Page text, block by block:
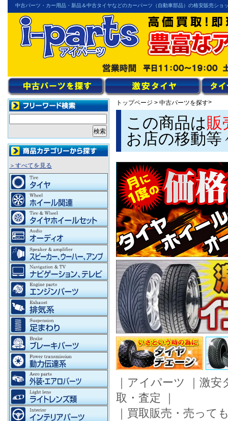
中古パーツ・カー用品・新品＆中古タイヤなどのカーパーツ（自動車部品）の格安販売ショ
トップページ > 中古パーツを探す>
この商品は販
お店の移動
｜ アイパーツ ｜ 激安
取・査定 ｜
｜ 買取販売・売って
＞すべてを見る